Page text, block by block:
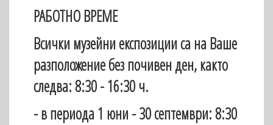
РАБОТНО ВРЕМЕ
Всички музейни експозиции са на Ваше
разположение без почивен ден, както
следва: 8:30 - 16:30 ч.
- в периода 1 юни - 30 септември: 8:30